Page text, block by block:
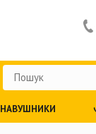
НАВУШНИКИ